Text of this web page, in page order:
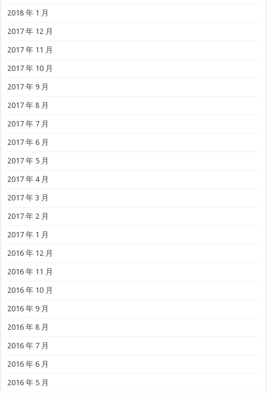
2018 年 1 月
2017 年 12 月
2017 年 11 月
2017 年 10 月
2017 年 9 月
2017 年 8 月
2017 年 7 月
2017 年 6 月
2017 年 5 月
2017 年 4 月
2017 年 3 月
2017 年 2 月
2017 年 1 月
2016 年 12 月
2016 年 11 月
2016 年 10 月
2016 年 9 月
2016 年 8 月
2016 年 7 月
2016 年 6 月
2016 年 5 月